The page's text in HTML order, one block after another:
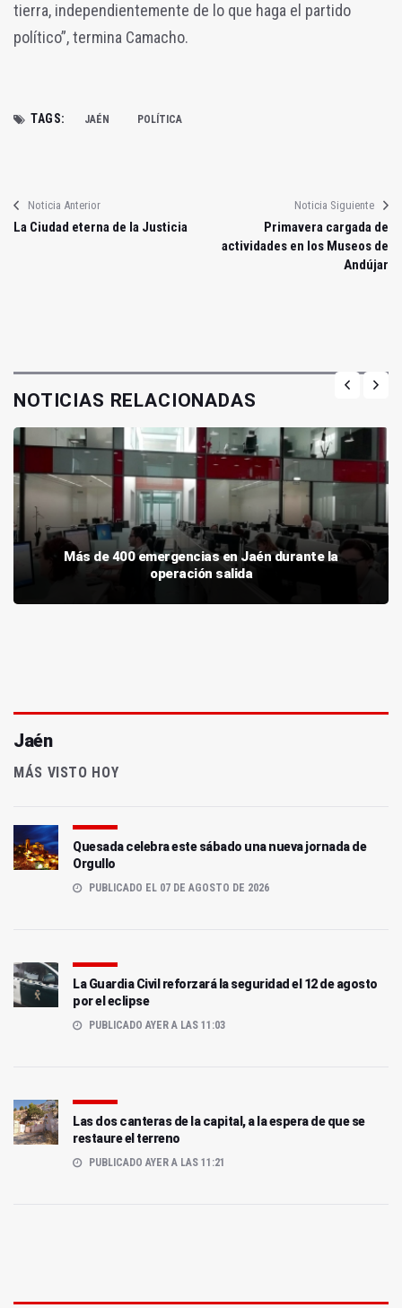
tierra, independientemente de lo que haga el partido
político”, termina Camacho.
TAGS: JAÉN POLÍTICA
Noticia Anterior
La Ciudad eterna de la Justicia
Noticia Siguiente
Primavera cargada de
actividades en los Museos de
Andújar
NOTICIAS RELACIONADAS
Más de 400 emergencias en Jaén durante la
operación salida
Jaén
MÁS VISTO HOY
Quesada celebra este sábado una nueva jornada de
Orgullo
PUBLICADO EL 07 DE AGOSTO DE 2026
La Guardia Civil reforzará la seguridad el 12 de agosto
por el eclipse
PUBLICADO AYER A LAS 11:03
Las dos canteras de la capital, a la espera de que se
restaure el terreno
PUBLICADO AYER A LAS 11:21